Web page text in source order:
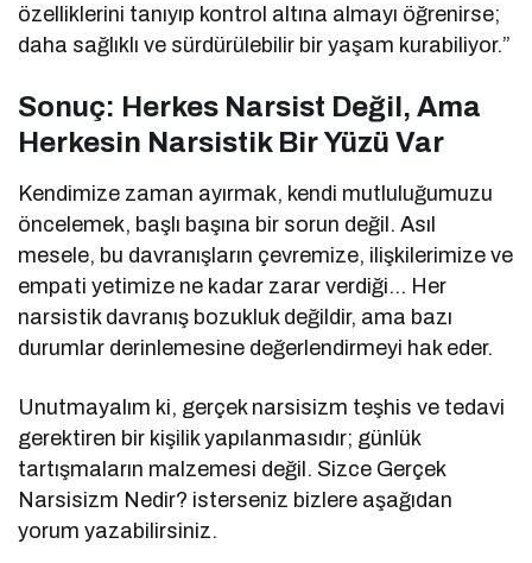
özelliklerini tanıyıp kontrol altına almayı öğrenirse;
daha sağlıklı ve sürdürülebilir bir yaşam kurabiliyor.”
Sonuç: Herkes Narsist Değil, Ama
Herkesin Narsistik Bir Yüzü Var
Kendimize zaman ayırmak, kendi mutluluğumuzu
öncelemek, başlı başına bir sorun değil. Asıl
mesele, bu davranışların çevremize, ilişkilerimize ve
empati yetimize ne kadar zarar verdiği… Her
narsistik davranış bozukluk değildir, ama bazı
durumlar derinlemesine değerlendirmeyi hak eder.
Unutmayalım ki, gerçek narsisizm teşhis ve tedavi
gerektiren bir kişilik yapılanmasıdır; günlük
tartışmaların malzemesi değil. Sizce Gerçek
Narsisizm Nedir? isterseniz bizlere aşağıdan
yorum yazabilirsiniz.